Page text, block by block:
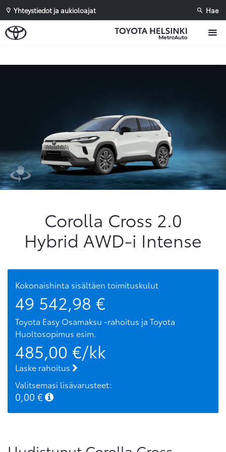
Yhteystiedot ja aukioloajat Hae
Corolla Cross 2.0
Hybrid AWD-i Intense
Kokonaishinta sisältäen toimituskulut
49 542,98 €
Toyota Easy Osamaksu -rahoitus ja Toyota
Huoltosopimus esim.
485,00 €/kk
Laske rahoitus
Valitsemasi lisävarusteet:
0,00 €